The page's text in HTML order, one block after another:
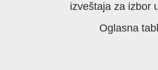
izveštaja za izbor
Oglasna